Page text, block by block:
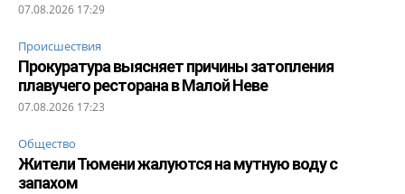
07.08.2026 17:29
Происшествия
Прокуратура выясняет причины затопления
плавучего ресторана в Малой Неве
07.08.2026 17:23
Общество
Жители Тюмени жалуются на мутную воду с
запахом